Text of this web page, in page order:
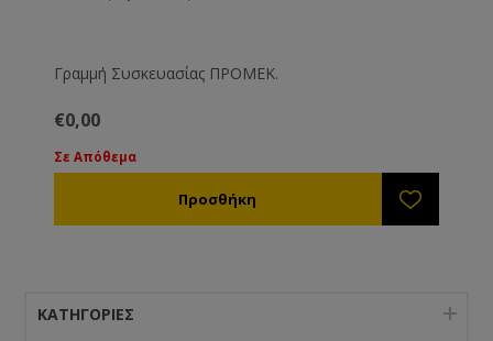
Γραμμή Συσκευασίας ΠΡΟΜΕΚ.
€0,00
Σε Απόθεμα
ΚΑΤΗΓΟΡΊΕΣ